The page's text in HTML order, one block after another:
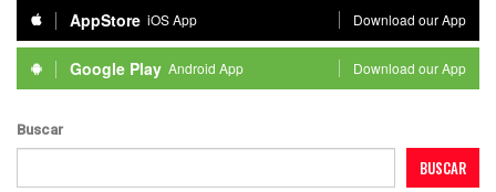
AppStore iOS App Download our App
Google Play Android App Download our App
Buscar
BUSCAR